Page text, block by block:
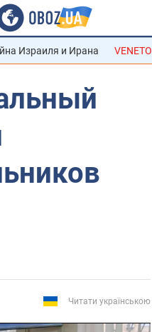
Израиля и Ирана VENETO
Читати українською